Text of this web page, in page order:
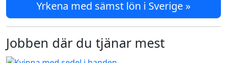
Yrkena med sämst lön i Sverige »
Jobben där du tjänar mest